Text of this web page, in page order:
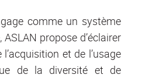
comme un système
propose d’éclairer
et de l’usage
de la diversité et de